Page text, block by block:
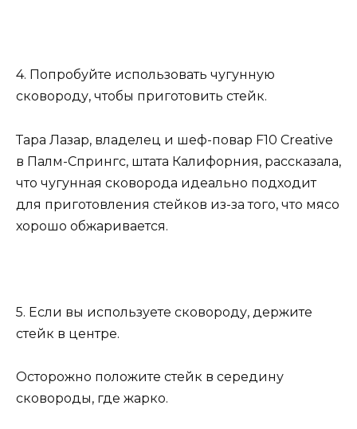
4. Попробуйте использовать чугунную
сковороду, чтобы приготовить стейк.
Тара Лазар, владелец и шеф-повар F10 Creative
в Палм-Спрингс, штата Калифорния, рассказала,
что чугунная сковорода идеально подходит
для приготовления стейков из-за того, что мясо
хорошо обжаривается.
5. Если вы используете сковороду, держите
стейк в центре.
Осторожно положите стейк в середину
сковороды, где жарко.